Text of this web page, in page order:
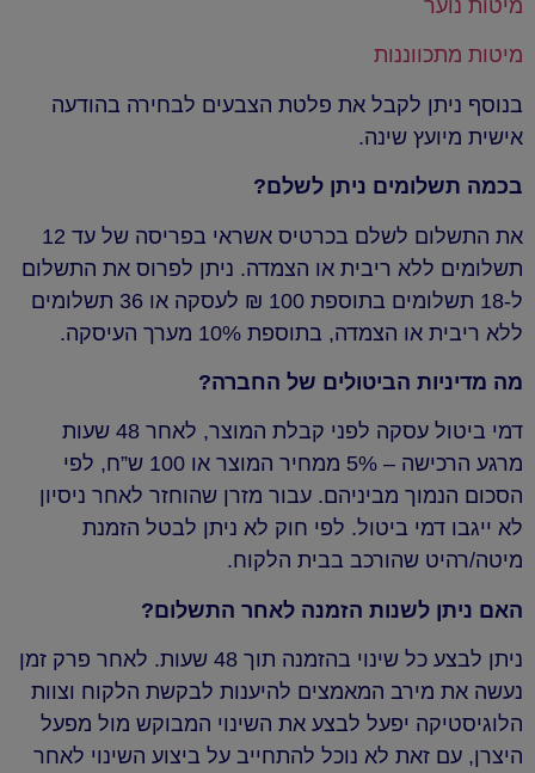
מיטות נוער
מיטות מתכווננות
בנוסף ניתן לקבל את פלטת הצבעים לבחירה בהודעה
אישית מיועץ שינה.
בכמה תשלומים ניתן לשלם?
את התשלום לשלם בכרטיס אשראי בפריסה של עד 12
תשלומים ללא ריבית או הצמדה. ניתן לפרוס את התשלום
ל-18 תשלומים בתוספת 100 ₪ לעסקה או 36 תשלומים
ללא ריבית או הצמדה, בתוספת 10% מערך העיסקה.
מה מדיניות הביטולים של החברה?
דמי ביטול עסקה לפני קבלת המוצר, לאחר 48 שעות
מרגע הרכישה – 5% ממחיר המוצר או 100 ש”ח, לפי
הסכום הנמוך מביניהם. עבור מזרן שהוחזר לאחר ניסיון
לא ייגבו דמי ביטול. לפי חוק לא ניתן לבטל הזמנת
מיטה/רהיט שהורכב בבית הלקוח.
האם ניתן לשנות הזמנה לאחר התשלום?
ניתן לבצע כל שינוי בהזמנה תוך 48 שעות. לאחר פרק זמן
נעשה את מירב המאמצים להיענות לבקשת הלקוח וצוות
הלוגיסטיקה יפעל לבצע את השינוי המבוקש מול מפעל
היצרן, עם זאת לא נוכל להתחייב על ביצוע השינוי לאחר